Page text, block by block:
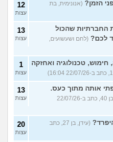
הזמן? (אנונימית, בת
12
עצות
החברתיות שהכול
לכם? (לחם ושעשועים,
13
עצות
טכנולוגיה ואחזקה
1
עצות
אותה מתוך כעס.
(אלכס, שם בדוי, בן 40, כתב ב-22/07/26
13
עצות
(עידן, בן 27, כתב
20
עצות